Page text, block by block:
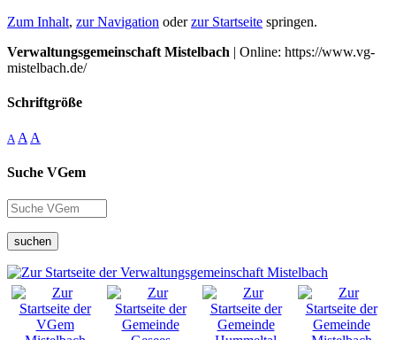
Zum Inhalt, zur Navigation oderzur Startseite springen.
Verwaltungsgemeinschaft Mistelbach | Online: https://www.vg-
mistelbach.de/
Schriftgröße
A A A
Suche VGem
suchen